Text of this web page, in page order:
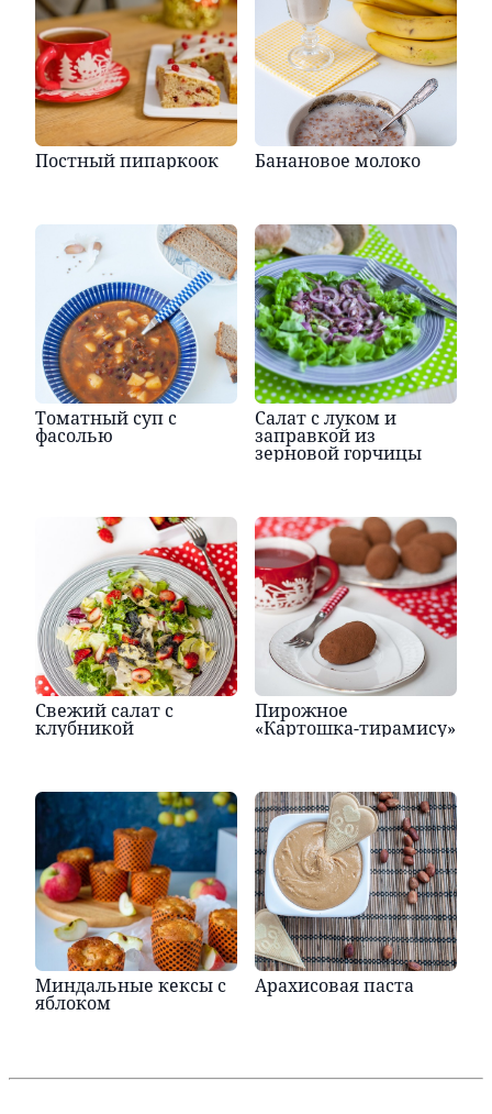
Постный пипаркоок Банановое молоко
Томатный суп с
фасолью
Салат с луком и
заправкой из
зерновой горчицы
Свежий салат с
клубникой
Пирожное
«Картошка-тирамису»
Миндальные кексы с
яблоком
Арахисовая паста